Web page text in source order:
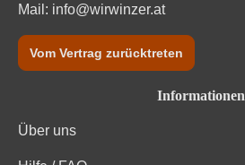
Mail: info@wirwinzer.at
Vom Vertrag zurücktreten
Informationen
Über uns